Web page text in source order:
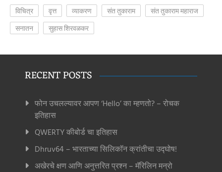
विचित्र
वृत्त व्याकरण संत तुकाराम
संत तुकाराम महाराज
सनातन
सुहास शिरवळकर
RECENT POSTS
फोन उचलल्यावर आपण ‘Hello’ का म्हणतो? – रोचक
इतिहास
QWERTY कीबोर्ड चा इतिहास
Dhruv64 – भारताच्या सिलिकॉन क्रांतीचा उद्घोष!
अखेरचे क्षण आणि अनुत्तरित प्रश्न – मॅरिलिन मन्रो